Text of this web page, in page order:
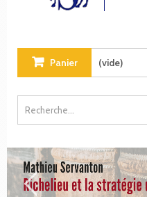
Panier (vide)